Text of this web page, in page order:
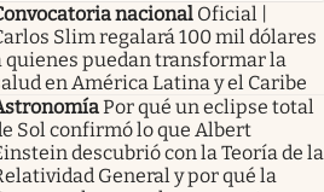
nacional Oficial |
Slim regalará 100 mil dólares
quienes puedan transformar la
en América Latina y el Caribe
Por qué un eclipse total
Sol confirmó lo que Albert
descubrió con la Teoría de la
General y por qué la